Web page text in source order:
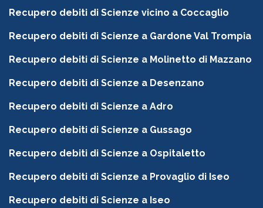
Recupero debiti di Scienze vicino a Coccaglio
Recupero debiti di Scienze a Gardone Val Trompia
Recupero debiti di Scienze a Molinetto di Mazzano
Recupero debiti di Scienze a Desenzano
Recupero debiti di Scienze a Adro
Recupero debiti di Scienze a Gussago
Recupero debiti di Scienze a Ospitaletto
Recupero debiti di Scienze a Provaglio di Iseo
Recupero debiti di Scienze a Iseo